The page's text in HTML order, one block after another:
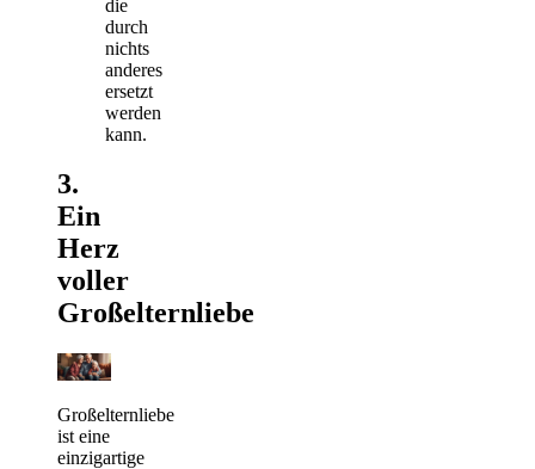
die
durch
nichts
anderes
ersetzt
werden
kann.
3.
Ein
Herz
voller
Großelternliebe
Großelternliebe
ist eine
einzigartige